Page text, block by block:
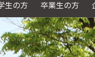
生の方 卒業生の方